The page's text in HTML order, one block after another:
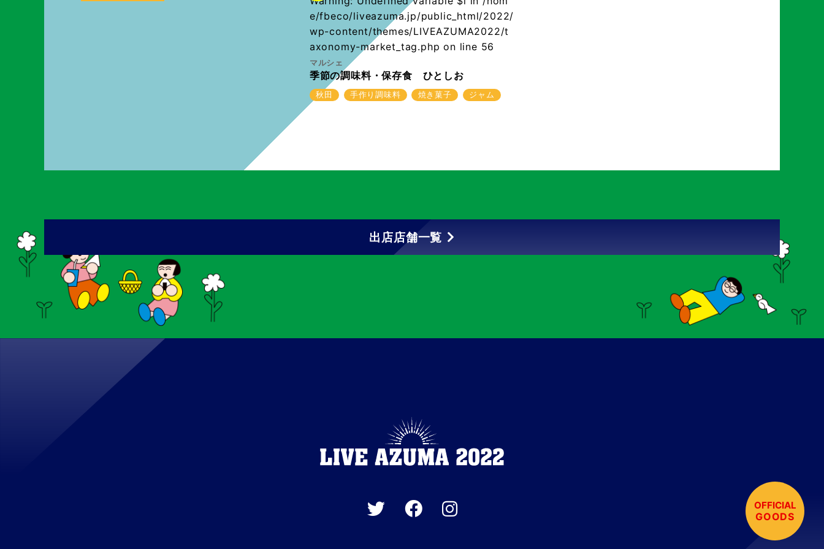
OFFICIAL
GOODS
e/fbeco/liveazuma.jp/public_html/2022/
wp-content/themes/LIVEAZUMA2022/t
axonomy-market_tag.php on line 56
マルシェ
季節の調味料・保存食 ひとしお
秋田 手作り調味料 焼き菓子 ジャム
出店店舗一覧